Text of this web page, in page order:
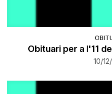
Obituari per a l'11
10/